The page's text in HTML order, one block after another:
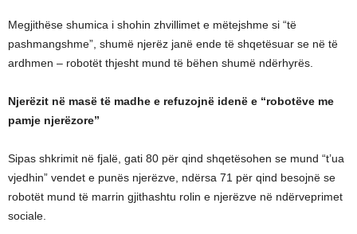
Megjithëse shumica i shohin zhvillimet e mëtejshme si “të
pashmangshme”, shumë njerëz janë ende të shqetësuar se në të
ardhmen – robotët thjesht mund të bëhen shumë ndërhyrës.
Njerëzit në masë të madhe e refuzojnë idenë e “robotëve me
pamje njerëzore”
Sipas shkrimit në fjalë, gati 80 për qind shqetësohen se mund “t’ua
vjedhin” vendet e punës njerëzve, ndërsa 71 për qind besojnë se
robotët mund të marrin gjithashtu rolin e njerëzve në ndërveprimet
sociale.